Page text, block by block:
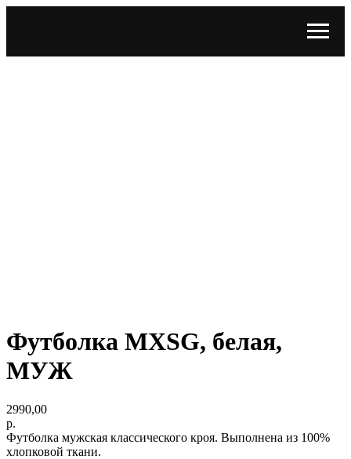
Футболка MXSG, белая,
МУЖ
2990,00
р.
Футболка мужская классического кроя. Выполнена из 100%
хлопковой ткани.